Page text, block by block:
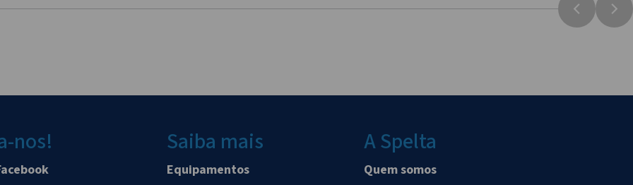
nos! Saiba mais
Equipamentos
A Spelta
Quem somos